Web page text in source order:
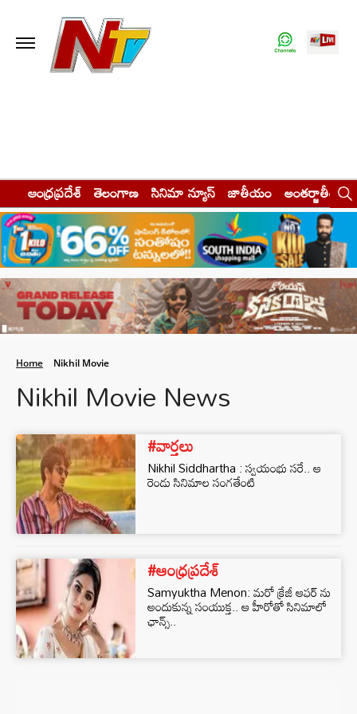
ఆంధ్రప్రదేశ్ తెలంగాణ సినిమా న్యూస్ జాతీయం అంతర్జాతీయం
Home Nikhil Movie
Nikhil Movie News
#వార్తలు
Nikhil Siddhartha : స్వయంభు సరే.. ఆ
రెండు సినిమాల సంగతేంటి
#ఆంధ్రప్రదేశ్
Samyuktha Menon: మరో క్రేజీ ఆఫర్ ను
అందుకున్న సంయుక్త.. ఆ హీరోతో సినిమాలో
ఛాన్స్..